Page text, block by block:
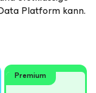
Platform kann.
Premium